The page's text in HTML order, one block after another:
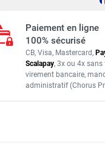
Paiement en ligne
100% sécurisé
CB, Visa, Mastercard,
Scalapay, 3x ou 4x sans
virement bancaire,
administratif (Chorus